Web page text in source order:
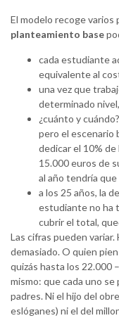
El modelo recoge varios
planteamiento base
cada estudiante
equivalente al
una vez que
determinado
¿cuánto y
pero el escenario
dedicar el 10%
15.000 euros de
al año tendría
a los 25 años, la
estudiante no ha
cubrir el total,
Las cifras pueden
demasiado. O quien
quizás hasta los 22.000
mismo: que cada uno
padres. Ni el hijo del
eslóganes) ni el del